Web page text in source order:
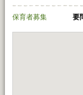
保育者募集 要